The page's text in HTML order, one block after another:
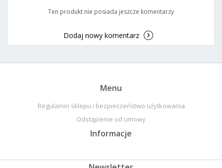
Ten produkt nie posiada jeszcze komentarzy
Dodaj nowy komentarz
Menu
Regulamin sklepu i bezpieczeństwo użytkowania
Odstąpienie od umowy
Informacje